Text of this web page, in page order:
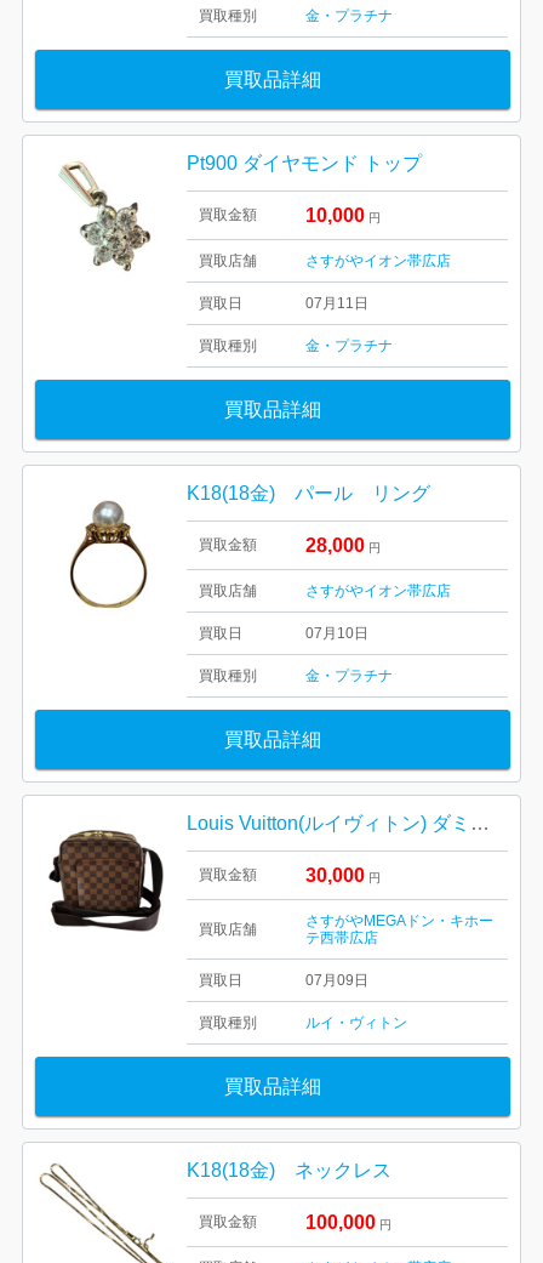
買取種別 金・プラチナ
買取品詳細
Pt900 ダイヤモンド トップ
買取金額 10,000 円
買取店舗 さすがやイオン帯広店
買取日 07月11日
買取種別 金・プラチナ
買取品詳細
K18(18金) パール リング
買取金額 28,000 円
買取店舗 さすがやイオン帯広店
買取日 07月10日
買取種別 金・プラチナ
買取品詳細
Louis Vuitton(ルイヴィトン) ダミエ オラフ PM
買取金額 30,000 円
買取店舗
さすがやMEGAドン・キホー
テ西帯広店
買取日 07月09日
買取種別 ルイ・ヴィトン
買取品詳細
K18(18金) ネックレス
買取金額 100,000 円